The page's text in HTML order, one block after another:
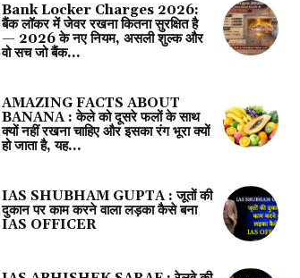
Bank Locker Charges 2026:
बैंक लॉकर में जेवर रखना कितना सुरक्षित है
— 2026 के नए नियम, असली शुल्क और
वो सच जो बैंक...
AMAZING FACTS ABOUT
BANANA : केले को दूसरे फलों के साथ
क्यों नहीं रखना चाहिए और इसका रंग भूरा क्‍यों
हो जाता है, यह...
IAS SHUBHAM GUPTA : जूतों की
दुकान पर काम करने वाला लड़का कैसे बना
IAS OFFICER